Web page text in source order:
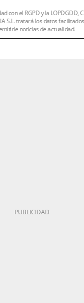
con el RGPD y la LOPDGDD,
S.L. tratará los datos
noticias de actualidad.